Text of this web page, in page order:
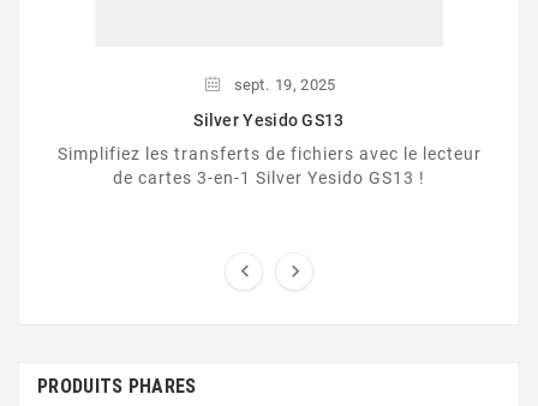
sept. 19, 2025
Silver Yesido GS13
Simplifiez les transferts de fichiers avec le lecteur
de cartes 3-en-1 Silver Yesido GS13 !
 
PRODUITS PHARES